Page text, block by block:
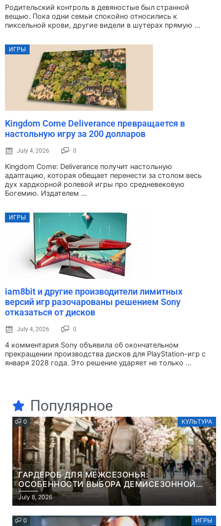
Родительский контроль в девяностые был странной
вещью. Пока одни семьи спокойно относились к
пиксельной крови, другие видели в шутерах прямую ...
ИГРЫ
Kingdom Come Deliverance превращается в
настольную игру за 200 долларов
July 4, 2026 0
Kingdom Come: Deliverance получит настольную
адаптацию, которая обещает перенести за столом весь
дух хардкорной ролевой игры про средневековую
Богемию. Издателем ...
ИГРЫ
iam8bit и другие производители лимитных
версий игр разочарованы решением Sony
отказаться от дисков
July 4, 2026 0
4 комментария Sony объявила об окончательном
прекращении производства дисков для PlayStation-игр с
января 2028 года. Это решение ударяет не только ...
Популярное
0 КУЛЬТУРА
ГАРДЕРОБ ДЛЯ МЕЖСЕЗОНЬЯ:
ОСОБЕННОСТИ ВЫБОРА ДЕМИСЕЗОННОЙ
ПАРКИ И ЭЛЕГАНТНОГО ЖЕНСКОГО ПЛАЩА
July 8, 2026
0 ИГРЫ